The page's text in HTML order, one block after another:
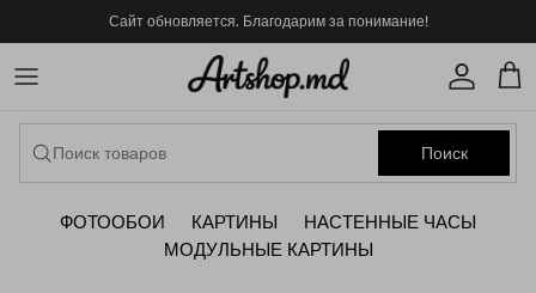
Translation missing: ru.accessibility.skip_to_content
Сайт обновляется. Благодарим за понимание!
Поиск
ФОТООБОИ КАРТИНЫ
НАСТЕННЫЕ ЧАСЫ
МОДУЛЬНЫЕ КАРТИНЫ